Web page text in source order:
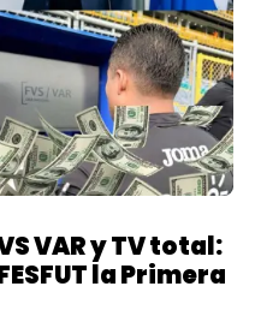
VAR y TV total:
la Primera